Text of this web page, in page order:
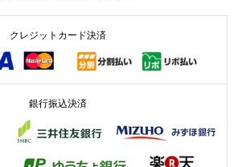
クレジットカード決済
銀行振込決済